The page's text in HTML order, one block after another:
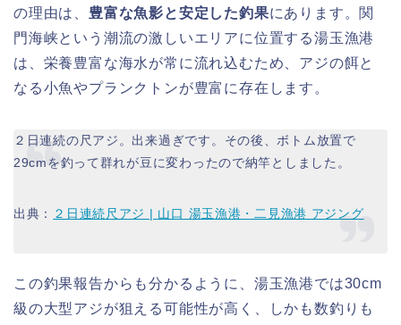
の理由は、 豊富な魚影と安定した釣果にあります。関
門海峡という潮流の激しいエリアに位置する湯玉漁港
は、栄養豊富な海水が常に流れ込むため、アジの餌と
なる小魚やプランクトンが豊富に存在します。
２日連続の尺アジ。出来過ぎです。その後、ボトム放置で
29cmを釣って群れが豆に変わったので納竿としました。
出典： ２日連続尺アジ | 山口 湯玉漁港・二見漁港 アジング
この釣果報告からも分かるように、湯玉漁港では30cm
級の大型アジが狙える可能性が高く、しかも数釣りも